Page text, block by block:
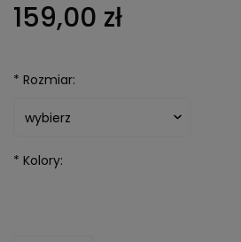
159,00 zł
* Rozmiar:
* Kolory: